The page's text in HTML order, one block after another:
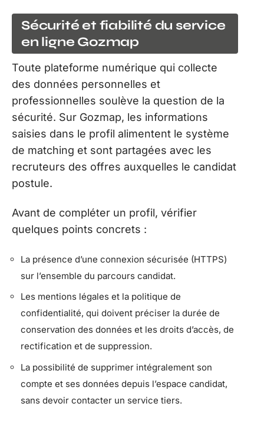
Sécurité et fiabilité du service
en ligne Gozmap
Toute plateforme numérique qui collecte
des données personnelles et
professionnelles soulève la question de la
sécurité. Sur Gozmap, les informations
saisies dans le profil alimentent le système
de matching et sont partagées avec les
recruteurs des offres auxquelles le candidat
postule.
Avant de compléter un profil, vérifier
quelques points concrets :
La présence d’une connexion sécurisée (HTTPS)
sur l’ensemble du parcours candidat.
Les mentions légales et la politique de
confidentialité, qui doivent préciser la durée de
conservation des données et les droits d’accès, de
rectification et de suppression.
La possibilité de supprimer intégralement son
compte et ses données depuis l’espace candidat,
sans devoir contacter un service tiers.